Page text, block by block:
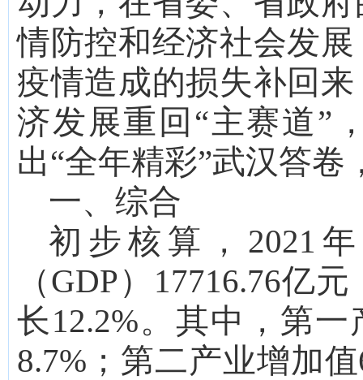
情防控和经济社会发
疫情造成的损失补回
济发展重回 “主赛道”
出“全年精彩”武汉答卷
一、综合
初步核算， 2021
（GDP） 17716.76亿元
长12.2%。其中，第一
8.7%；第二产业增加值